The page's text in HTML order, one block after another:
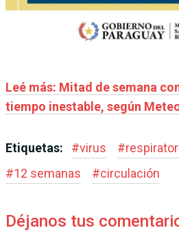
Leé más: Mitad de semana
tiempo inestable, según
Etiquetas: #virus #
#12 semanas #circulación
Déjanos tus